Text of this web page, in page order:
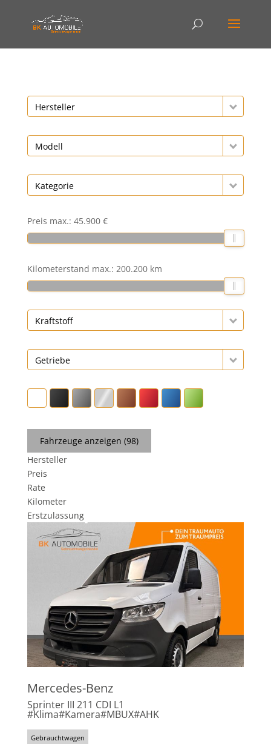
Hersteller
Modell
Kategorie
Preis max.: 45.900 €
Kilometerstand max.: 200.200 km
Kraftstoff
Getriebe
Fahrzeuge anzeigen (98)
Hersteller
Preis
Rate
Kilometer
Erstzulassung
Mercedes-Benz
Sprinter III 211 CDI L1
#Klima#Kamera#MBUX#AHK
Gebrauchtwagen